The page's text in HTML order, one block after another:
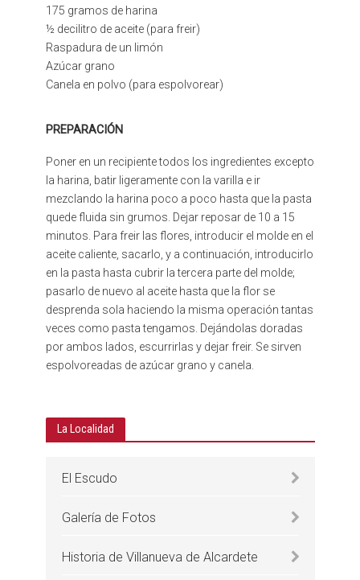
175 gramos de harina
½ decilitro de aceite (para freir)
Raspadura de un limón
Azúcar grano
Canela en polvo (para espolvorear)
PREPARACIÓN
Poner en un recipiente todos los ingredientes excepto
la harina, batir ligeramente con la varilla e ir
mezclando la harina poco a poco hasta que la pasta
quede fluida sin grumos. Dejar reposar de 10 a 15
minutos. Para freir las flores, introducir el molde en el
aceite caliente, sacarlo, y a continuación, introducirlo
en la pasta hasta cubrir la tercera parte del molde;
pasarlo de nuevo al aceite hasta que la flor se
desprenda sola haciendo la misma operación tantas
veces como pasta tengamos. Dejándolas doradas
por ambos lados, escurrirlas y dejar freir. Se sirven
espolvoreadas de azúcar grano y canela.
La Localidad
El Escudo
Galería de Fotos
Historia de Villanueva de Alcardete